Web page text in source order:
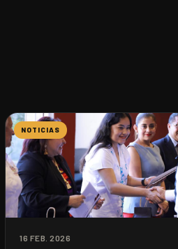
NOTICIAS
16 FEB. 2026